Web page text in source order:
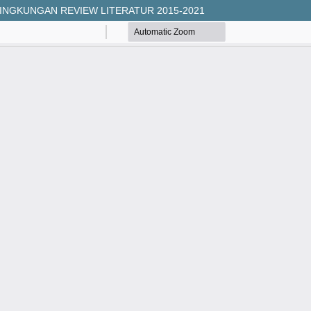
REVIEW LITERATUR 2015-2021